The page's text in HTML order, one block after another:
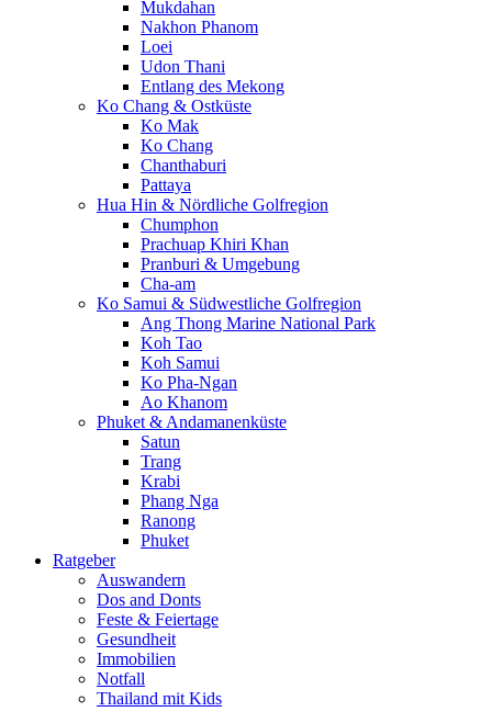
Mukdahan
Nakhon Phanom
Loei
Udon Thani
Entlang des Mekong
Ko Chang & Ostküste
Ko Mak
Ko Chang
Chanthaburi
Pattaya
Hua Hin & Nördliche Golfregion
Chumphon
Prachuap Khiri Khan
Pranburi & Umgebung
Cha-am
Ko Samui & Südwestliche Golfregion
Ang Thong Marine National Park
Koh Tao
Koh Samui
Ko Pha-Ngan
Ao Khanom
Phuket & Andamanenküste
Satun
Trang
Krabi
Phang Nga
Ranong
Phuket
Ratgeber
Auswandern
Dos and Donts
Feste & Feiertage
Gesundheit
Immobilien
Notfall
Thailand mit Kids